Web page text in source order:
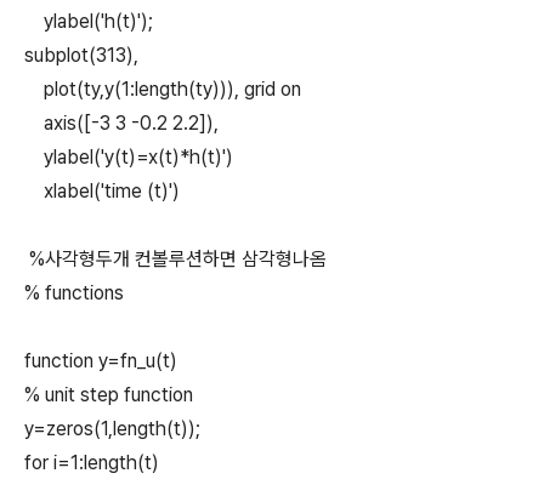
ylabel('h(t)');
subplot(313),
plot(ty,y(1:length(ty))), grid on
axis([-3 3 -0.2 2.2]),
ylabel('y(t)=x(t)*h(t)')
xlabel('time (t)')
%사각형두개 컨볼루션하면 삼각형나옴
% functions
function y=fn_u(t)
% unit step function
y=zeros(1,length(t));
for i=1:length(t)